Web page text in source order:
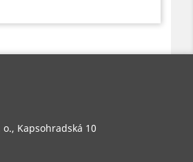
o., Kapsohradská 10